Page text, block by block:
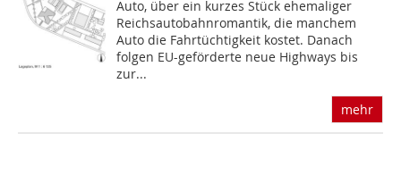
Auto, über ein kurzes Stück ehemaliger
Reichsautobahnromantik, die manchem
Auto die Fahrtüchtigkeit kostet. Danach
folgen EU-geförderte neue Highways bis
zur...
mehr